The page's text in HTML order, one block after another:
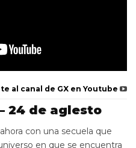
al canal de GX en Youtube
24 de aglesto
con una secuela que
en que se encuentra